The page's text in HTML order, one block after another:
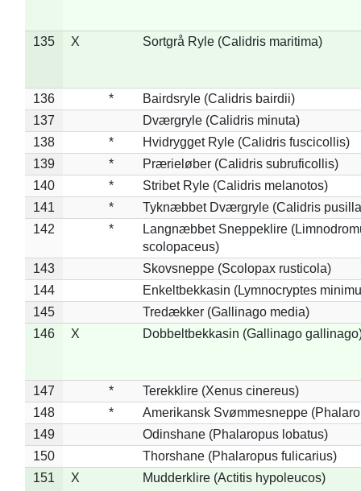
135 X Sortgrå Ryle (Calidris maritima)
136 *
Bairdsryle (Calidris bairdii)
137
Dværgryle (Calidris minuta)
138
*
Hvidrygget Ryle (Calidris fuscicollis)
139
*
Prærieløber (Calidris subruficollis)
140
*
Stribet Ryle (Calidris melanotos)
141
*
Tyknæbbet Dværgryle (Calidris
142
*
Langnæbbet Sneppeklire
scolopaceus)
143
Skovsneppe (Scolopax rusticola)
144
Enkeltbekkasin (Lymnocryptes
145
Tredækker (Gallinago media)
146
X Dobbeltbekkasin (Gallinago
147 *
Terekklire (Xenus cinereus)
148
*
Amerikansk Svømmesneppe
149
Odinshane (Phalaropus lobatus)
150
Thorshane (Phalaropus fulicarius)
151
X Mudderklire (Actitis hypoleucos)